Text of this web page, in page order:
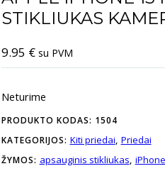
STIKLIUKAS
9.95 € su PVM
Neturime
PRODUKTO KODAS: 1504
KATEGORIJOS: Kiti priedai, Priedai
ŽYMOS: apsauginis stikliukas,